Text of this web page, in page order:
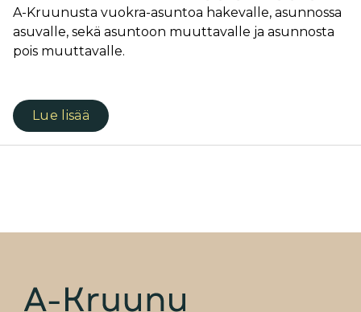
A-Kruu­nus­ta vuok­ra-asun­toa ha­ke­val­le, asun­nos­sa
asu­val­le, se­kä asun­toon muut­ta­val­le ja asun­nos­ta
pois muut­ta­val­le.
Lue lisää